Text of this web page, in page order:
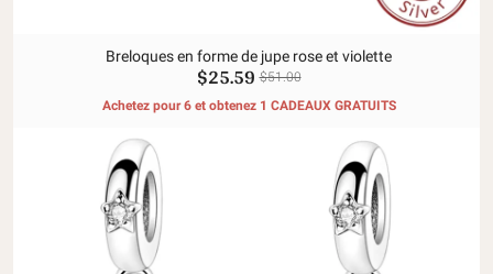
Breloques en forme de jupe rose et violette
$25.59 $51.00
Achetez pour 6 et obtenez 1 CADEAUX GRATUITS